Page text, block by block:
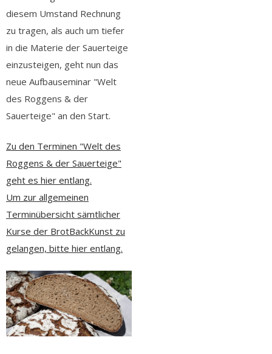
diesem Umstand Rechnung
zu tragen, als auch um tiefer
in die Materie der Sauerteige
einzusteigen, geht nun das
neue Aufbauseminar "Welt
des Roggens & der
Sauerteige" an den Start.
Zu den Terminen "Welt des
Roggens & der Sauerteige"
geht es hier entlang.
Um zur allgemeinen
Terminübersicht sämtlicher
Kurse der BrotBackKunst zu
gelangen, bitte hier entlang.